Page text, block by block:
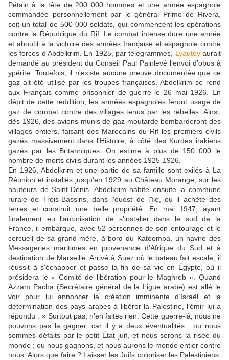
Pétain à la tête de 200 000 hommes et une armée espagnole
commandée personnellement par le général Primo de Rivera,
soit un total de 500 000 soldats, qui commencent les opérations
contre la République du Rif. Le combat intense dure une année
et aboutit à la victoire des armées française et espagnole contre
les forces d'Abdelkrim. En 1925, par télégrammes, Lyauteyaurait
demandé au président du Conseil Paul Painlevé l'envoi d'obus à
ypérite. Toutefois, il n'existe aucune preuve documentée que ce
gaz ait été utilisé par les troupes françaises. Abdelkrim se rend
aux Français comme prisonnier de guerre le 26 mai 1926. En
dépit de cette reddition, les armées espagnoles feront usage de
gaz de combat contre des villages tenus par les rebelles. Ainsi,
dès 1926, des avions munis de gaz moutarde bombarderont des
villages entiers, faisant des Marocains du Rif les premiers civils
gazés massivement dans l'Histoire, à côté des Kurdes irakiens
gazés par les Britanniques. On estime à plus de 150 000 le
nombre de morts civils durant les années 1925-1926.
En 1926, Abdelkrim et une partie de sa famille sont exilés à La
Réunion et installés jusqu'en 1929 au Château Morange, sur les
hauteurs de Saint-Denis. Abdelkrim habite ensuite la commune
rurale de Trois-Bassins, dans l'ouest de l'île, où il achète des
terres et construit une belle propriété. En mai 1947, ayant
finalement eu l'autorisation de s'installer dans le sud de la
France, il embarque, avec 52 personnes de son entourage et le
cercueil de sa grand-mère, à bord du Katoomba, un navire des
Messageries maritimes en provenance d'Afrique du Sud et à
destination de Marseille. Arrivé à Suez où le bateau fait escale, il
réussit à s'échapper et passe la fin de sa vie en Égypte, où il
présidera le « Comité de libération pour le Maghreb ». Quand
Azzam Pacha (Secrétaire général de la Ligue arabe) est allé le
voir pour lui annoncer la création imminente d’Israël et la
détermination des pays arabes à libérer la Palestine, l’émir lui a
répondu : « Surtout pas, n’en faites rien. Cette guerre-là, nous ne
pouvons pas la gagner, car il y a deux éventualités : ou nous
sommes défaits par le petit État juif, et nous serons la risée du
monde ; ou nous gagnons, et nous aurons le monde entier contre
nous. Alors que faire ? Laisser les Juifs coloniser les Palestiniens.